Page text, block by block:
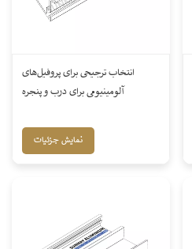
انتخاب ترجیحی برای پروفیل‌های
آلومینیومی برای درب و پنجره
نمایش جزئیات